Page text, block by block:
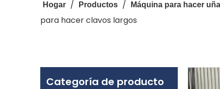
Hogar / Productos / Máquina para hacer
para hacer clavos largos
Categoría de producto